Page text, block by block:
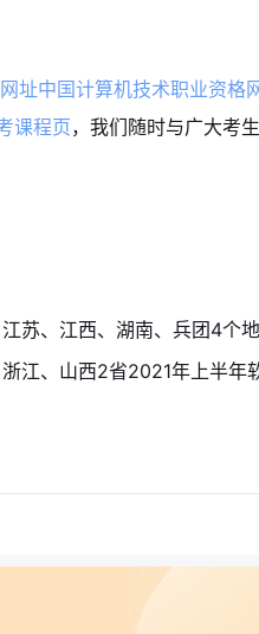
址中国计算机技术职业资格
课程页，我们随时与广大考